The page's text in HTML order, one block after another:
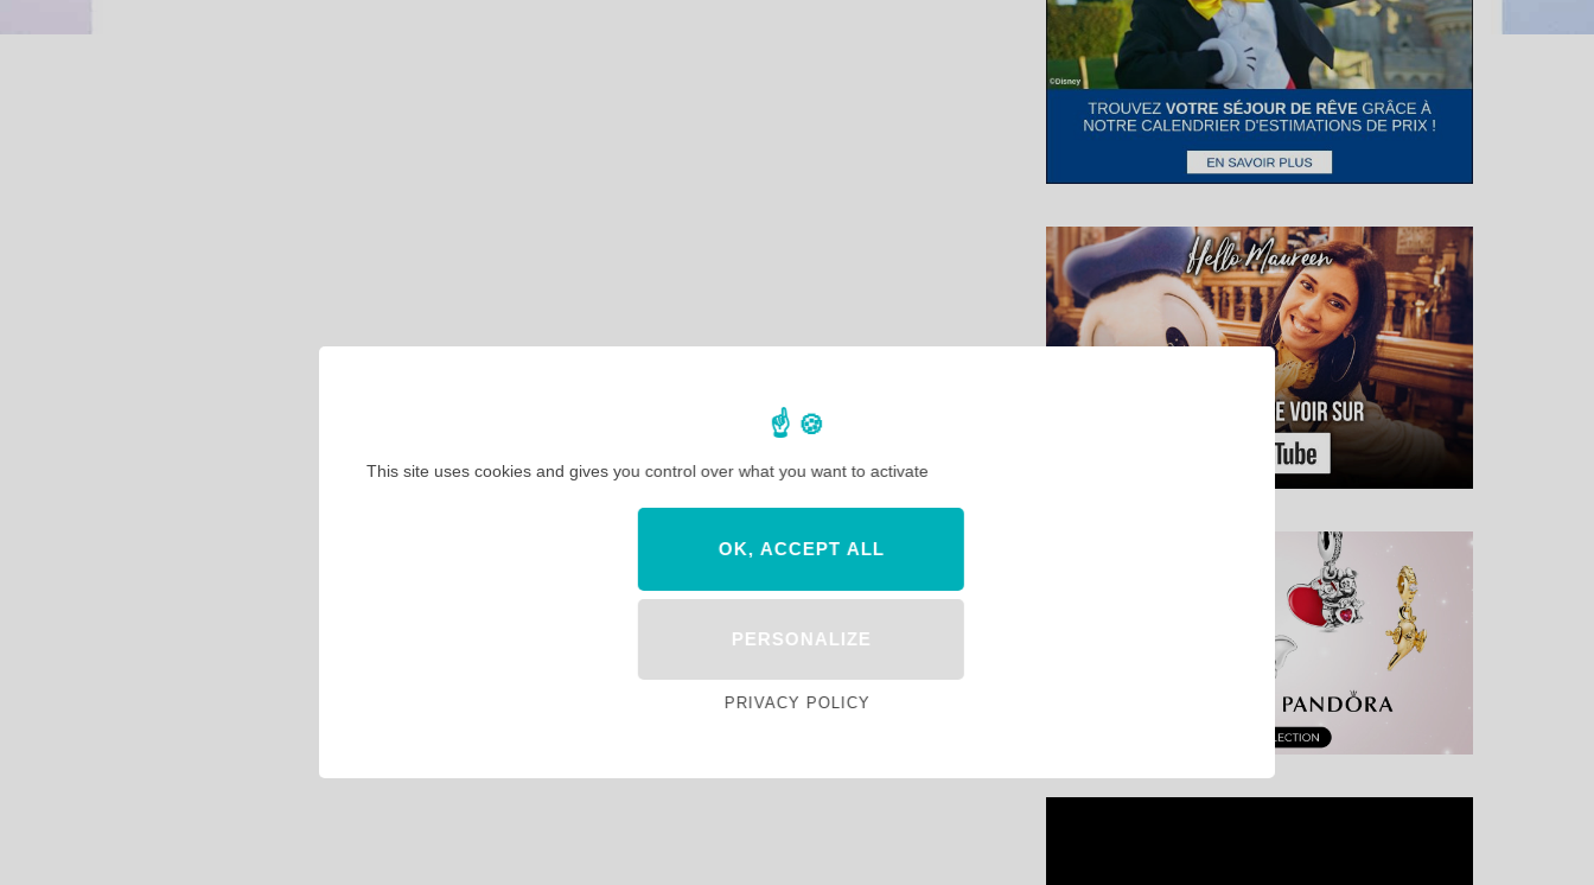
This site uses cookies and gives you control over what you want to activate
OK, ACCEPT ALL
PERSONALIZE
PRIVACY POLICY